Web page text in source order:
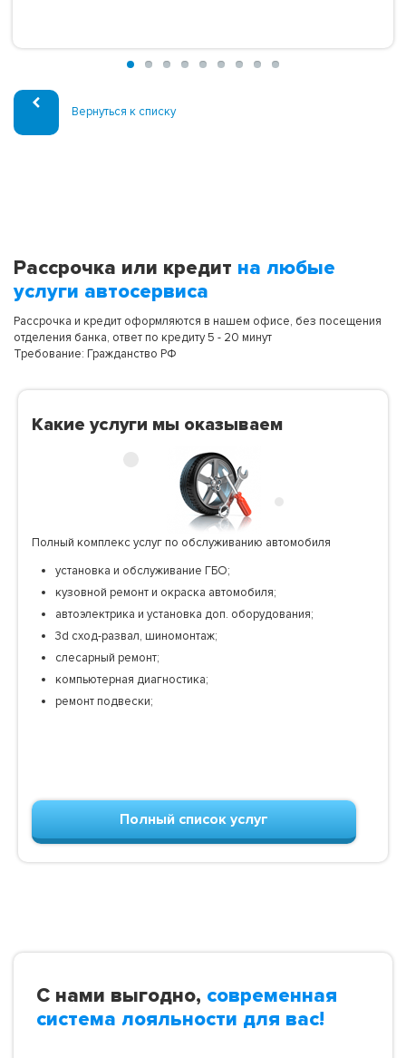
Вернуться к списку
Рассрочка или кредит на любые
услуги автосервиса
Рассрочка и кредит оформляются в нашем офисе, без посещения
отделения банка, ответ по кредиту 5 - 20 минут
Требование: Гражданство РФ
Какие услуги мы оказываем
Полный комплекс услуг по обслуживанию автомобиля
установка и обслуживание ГБО;
кузовной ремонт и окраска автомобиля;
автоэлектрика и установка доп. оборудования;
3d сход-развал, шиномонтаж;
слесарный ремонт;
компьютерная диагностика;
ремонт подвески;
Полный список услуг
С нами выгодно, современная
система лояльности для вас!